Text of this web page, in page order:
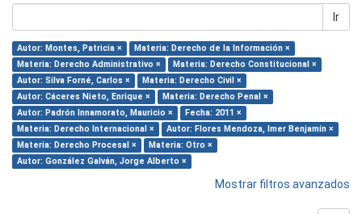
Ir
Autor: Montes, Patricia ×
Materia: Derecho de la Información ×
Materia: Derecho Administrativo ×
Materia: Derecho Constitucional ×
Autor: Silva Forné, Carlos ×
Materia: Derecho Civil ×
Autor: Cáceres Nieto, Enrique ×
Materia: Derecho Penal ×
Autor: Padrón Innamorato, Mauricio ×
Fecha: 2011 ×
Materia: Derecho Internacional ×
Autor: Flores Mendoza, Imer Benjamín ×
Materia: Derecho Procesal ×
Materia: Otro ×
Autor: González Galván, Jorge Alberto ×
Mostrar filtros avanzados